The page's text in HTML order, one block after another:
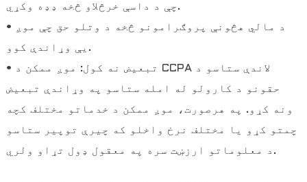
چې د داسې خرڅلاو څخه ډډه وکړي.
• د مالي هڅونې پروګرامونو څخه د وتلو حق چې موږ
یې وړاندې کوو.
• تبعیض نه کول: موږ ممکن د CCPA لاندې ستاسو د
حقونو د کارولو له امله ستاسو په وړاندې تبعیض
ونه کړو. په هرصورت، موږ ممکن د خدماتو مختلف کچه
چمتو کړو یا مختلف نرخ واخلو که چیرې توپیر ستاسو
د معلوماتو ارزښت سره په معقول ډول تړاو ولري.